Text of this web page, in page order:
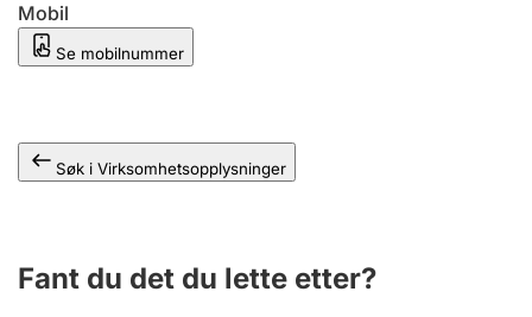
Mobil
Se mobilnummer
Søk i Virksomhetsopplysninger
Fant du det du lette etter?